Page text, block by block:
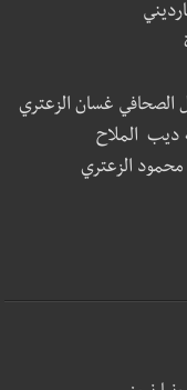
الصحافي غسان الزعتري
ديب الملاح
محمود الزعتري